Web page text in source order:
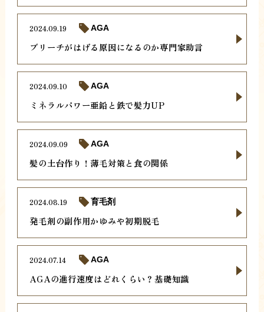
ブリーチがはげる原因になるのか専門家助言
2024.09.19 AGA
ミネラルパワー亜鉛と鉄で髪力UP
2024.09.10 AGA
髪の土台作り！薄毛対策と食の関係
2024.09.09 AGA
発毛剤の副作用かゆみや初期脱毛
2024.08.19 育毛剤
AGAの進行速度はどれくらい？基礎知識
2024.07.14 AGA